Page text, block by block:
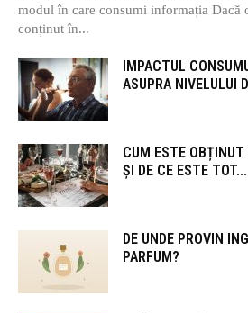
modul în care consumi informația Dacă
conținut în...
IMPACTUL
ASUPRA NIVELULUI
CUM ESTE
ȘI DE CE ESTE TOT...
DE UNDE PROVIN
PARFUM?